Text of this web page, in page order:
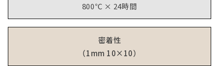
800℃ × 24時間
密着性
（1mm 10×10）